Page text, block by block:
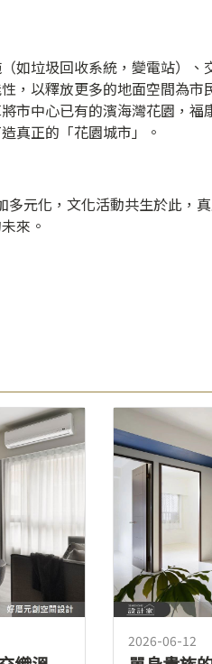
如垃圾回收系統，變電站）、
，以釋放更多的地面空間為市
市中心已有的濱海灣花園，福
真正的「花園城市」。
多元化，文化活動共生於此，
來。
2026-06-12